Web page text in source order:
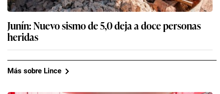
Junín: Nuevo sismo de 5,0 deja a doce personas
heridas
Más sobre Lince